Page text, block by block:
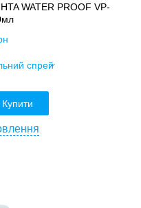
WATER PROOF VP-
Купити